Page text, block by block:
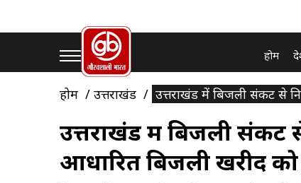
होम
होम उत्तराखंड उत्तराखंड में बिजली संकट से
उत्तराखंड में बिजली संकट
आधारित बिजली खरीद